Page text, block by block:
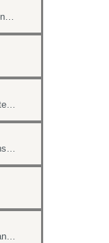
Gestion des cotisations : les membres honoraires et ayants droit
Se connecter et utiliser l'intranet du compte hipay direct
Les différents les types de versement dans un formulaire payant.
Contrôle de la présence de paiements avant la suppression d'une fiche contact